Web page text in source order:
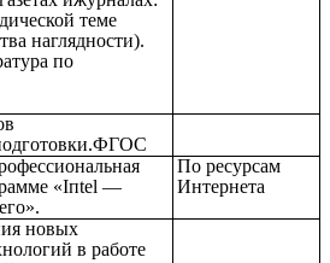
теме
наглядности).
по
«Iпtеl —
По ресурсам
Интернета
новых
в работе